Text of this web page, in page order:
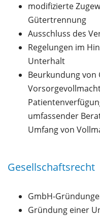
modifizierte
Gütertrennung
Ausschluss des
Regelungen im
Unterhalt
Beurkundung von
umfassender
Umfang von
Gesellschaftsrecht
GmbH-
Gründung einer